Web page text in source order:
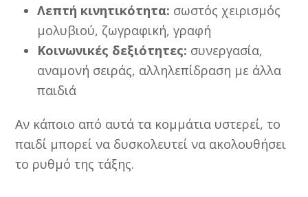
Λεπτή κινητικότητα: σωστός χειρισμός
μολυβιού, ζωγραφική, γραφή
Κοινωνικές δεξιότητες: συνεργασία,
αναμονή σειράς, αλληλεπίδραση με άλλα
παιδιά
Αν κάποιο από αυτά τα κομμάτια υστερεί, το
παιδί μπορεί να δυσκολευτεί να ακολουθήσει
το ρυθμό της τάξης.